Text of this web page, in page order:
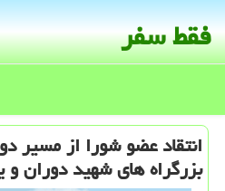
فقط سفر
انتقاد عضو شورا از مسیر
بزرگراه های شهید دوران و